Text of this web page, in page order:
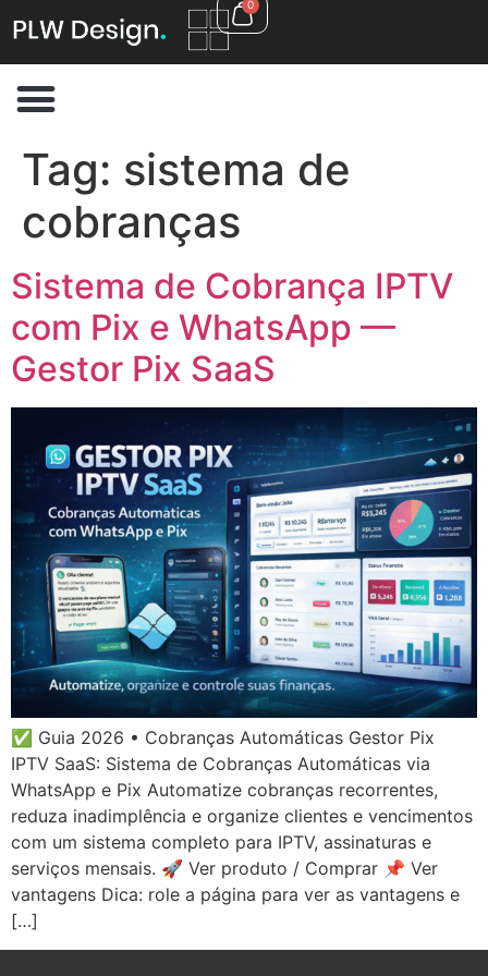
0
Tag: sistema de
cobranças
Sistema de Cobrança IPTV
com Pix e WhatsApp —
Gestor Pix SaaS
✅ Guia 2026 • Cobranças Automáticas Gestor Pix
IPTV SaaS: Sistema de Cobranças Automáticas via
WhatsApp e Pix Automatize cobranças recorrentes,
reduza inadimplência e organize clientes e vencimentos
com um sistema completo para IPTV, assinaturas e
serviços mensais. 🚀 Ver produto / Comprar 📌 Ver
vantagens Dica: role a página para ver as vantagens e
[…]